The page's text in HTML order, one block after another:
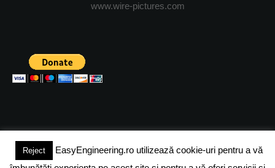
www.wire-pictures.com
(c) 2024 - FineEngineeringMagazine. All rights reserved.
Reject
EasyEngineering.ro utilizează cookie-uri pentru a vă